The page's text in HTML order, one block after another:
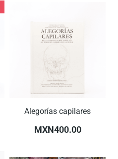
Alegorías capilares
MXN400.00